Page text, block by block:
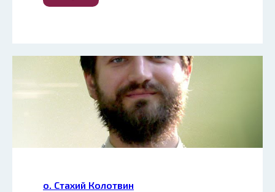
о. Стахий Колотвин